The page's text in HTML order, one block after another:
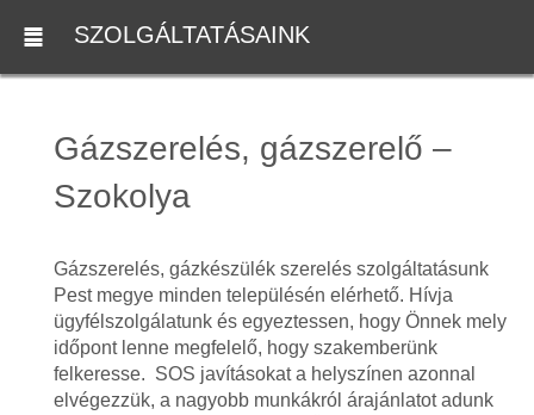
SZOLGÁLTATÁSAINK
Gázszerelés, gázszerelő –
Szokolya
Gázszerelés, gázkészülék szerelés szolgáltatásunk
Pest megye minden településén elérhető. Hívja
ügyfélszolgálatunk és egyeztessen, hogy Önnek mely
időpont lenne megfelelő, hogy szakemberünk
felkeresse. SOS javításokat a helyszínen azonnal
elvégezzük, a nagyobb munkákról árajánlatot adunk